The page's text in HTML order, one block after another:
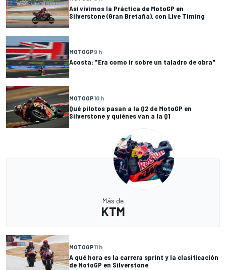
Así vivimos la Práctica de MotoGP en
Silverstone (Gran Bretaña), con Live Timing
MOTOGP9 h
Acosta: "Era como ir sobre un taladro de obra"
MOTOGP10 h
Qué pilotos pasan a la Q2 de MotoGP en
Silverstone y quiénes van a la Q1
Más de
KTM
MOTOGP11 h
A qué hora es la carrera sprint y la clasificación
de MotoGP en Silverstone